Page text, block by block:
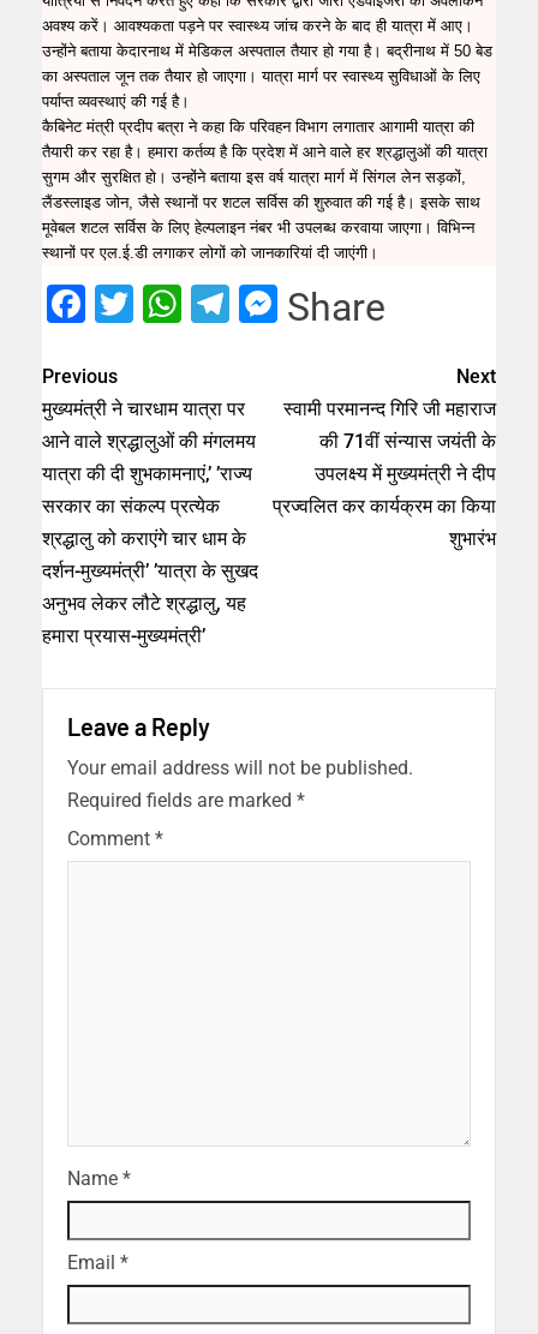
अवश्य करें। आवश्यकता पड़ने पर स्वास्थ्य जांच करने के बाद ही यात्रा में आए।
उन्होंने बताया केदारनाथ में मेडिकल अस्पताल तैयार हो गया है। बद्रीनाथ में 50 बेड
का अस्पताल जून तक तैयार हो जाएगा। यात्रा मार्ग पर स्वास्थ्य सुविधाओं के लिए
पर्याप्त व्यवस्थाएं की गई है।
कैबिनेट मंत्री प्रदीप बत्रा ने कहा कि परिवहन विभाग लगातार आगामी यात्रा की
तैयारी कर रहा है। हमारा कर्तव्य है कि प्रदेश में आने वाले हर श्रद्धालुओं की यात्रा
सुगम और सुरक्षित हो। उन्होंने बताया इस वर्ष यात्रा मार्ग में सिंगल लेन सड़कों,
लैंडस्लाइड जोन, जैसे स्थानों पर शटल सर्विस की शुरुवात की गई है। इसके साथ
मूवेबल शटल सर्विस के लिए हेल्पलाइन नंबर भी उपलब्ध करवाया जाएगा। विभिन्न
स्थानों पर एल.ई.डी लगाकर लोगों को जानकारियां दी जाएंगी।
Facebook
Twitter
WhatsApp
Telegram
Messenger
Share
Previous
मुख्यमंत्री ने चारधाम यात्रा पर
आने वाले श्रद्धालुओं की मंगलमय
यात्रा की दी शुभकामनाएं,’ ’राज्य
सरकार का संकल्प प्रत्येक
श्रद्धालु को कराएंगे चार धाम के
दर्शन-मुख्यमंत्री’ ’यात्रा के सुखद
अनुभव लेकर लौटे श्रद्धालु, यह
हमारा प्रयास-मुख्यमंत्री’
Next
स्वामी परमानन्द गिरि जी महाराज
की 71वीं संन्यास जयंती के
उपलक्ष्य में मुख्यमंत्री ने दीप
प्रज्वलित कर कार्यक्रम का किया
शुभारंभ
Leave a Reply
Your email address will not be published.
Required fields are marked *
Comment *
Name *
Email *